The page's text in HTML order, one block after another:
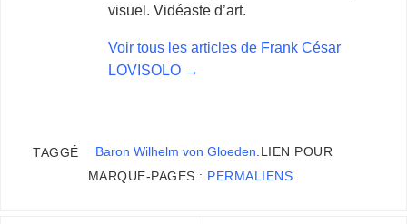
visuel. Vidéaste d’art.
Voir tous les articles de Frank César
LOVISOLO →
TAGGÉ Baron Wilhelm von Gloeden LIEN POUR
MARQUE-PAGES : PERMALIENS